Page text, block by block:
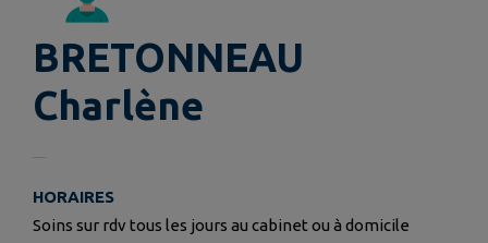
BRETONNEAU
Charlène
HORAIRES
Soins sur rdv tous les jours au cabinet ou à domicile